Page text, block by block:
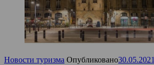
Новости туризма Опубликовано30.05.2021